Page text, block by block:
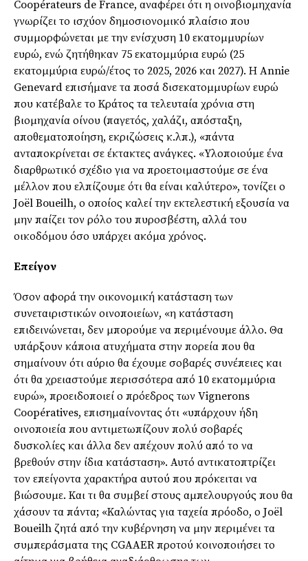
Coopérateurs de France, αναφέρει ότι η οινοβιομηχανία
γνωρίζει το ισχύον δημοσιονομικό πλαίσιο που
συμμορφώνεται με την ενίσχυση 10 εκατομμυρίων
ευρώ, ενώ ζητήθηκαν 75 εκατομμύρια ευρώ (25
εκατομμύρια ευρώ/έτος το 2025, 2026 και 2027). Η Annie
Genevard επισήμανε τα ποσά δισεκατομμυρίων ευρώ
που κατέβαλε το Κράτος τα τελευταία χρόνια στη
βιομηχανία οίνου (παγετός, χαλάζι, απόσταξη,
αποθεματοποίηση, εκριζώσεις κ.λπ.), «πάντα
ανταποκρίνεται σε έκτακτες ανάγκες. «Υλοποιούμε ένα
διαρθρωτικό σχέδιο για να προετοιμαστούμε σε ένα
μέλλον που ελπίζουμε ότι θα είναι καλύτερο», τονίζει ο
Joël Boueilh, ο οποίος καλεί την εκτελεστική εξουσία να
μην παίζει τον ρόλο του πυροσβέστη, αλλά του
οικοδόμου όσο υπάρχει ακόμα χρόνος.
Επείγον
Όσον αφορά την οικονομική κατάσταση των
συνεταιριστικών οινοποιείων, «η κατάσταση
επιδεινώνεται, δεν μπορούμε να περιμένουμε άλλο. Θα
υπάρξουν κάποια ατυχήματα στην πορεία που θα
σημαίνουν ότι αύριο θα έχουμε σοβαρές συνέπειες και
ότι θα χρειαστούμε περισσότερα από 10 εκατομμύρια
ευρώ», προειδοποιεί ο πρόεδρος των Vignerons
Coopératives, επισημαίνοντας ότι «υπάρχουν ήδη
οινοποιεία που αντιμετωπίζουν πολύ σοβαρές
δυσκολίες και άλλα δεν απέχουν πολύ από το να
βρεθούν στην ίδια κατάσταση». Αυτό αντικατοπτρίζει
τον επείγοντα χαρακτήρα αυτού που πρόκειται να
βιώσουμε. Και τι θα συμβεί στους αμπελουργούς που θα
χάσουν τα πάντα; «Καλώντας για ταχεία πρόοδο, ο Joël
Boueilh ζητά από την κυβέρνηση να μην περιμένει τα
συμπεράσματα της CGAAER προτού κοινοποιήσει το